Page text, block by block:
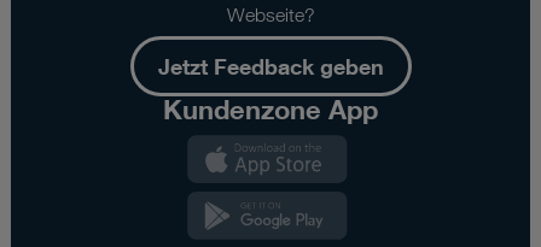
Webseite?
Jetzt Feedback geben
Kundenzone App